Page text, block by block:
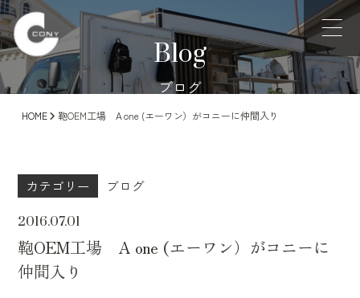
Blog
ブログ
HOME 鞄OEM工場 A one (エーワン）がコニーに仲間入り
カテゴリー ブログ
2016.07.01
鞄OEM工場 A one (エーワン）がコニーに
仲間入り